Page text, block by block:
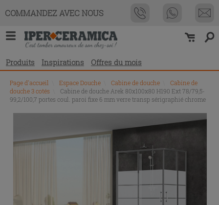
COMMANDEZ AVEC NOUS
Produits Inspirations Offres du mois
Page d'accueil Espace Douche Cabine de douche
Cabine de
douche 3 cotés
Cabine de douche Arek 80x100x80 H190 Ext 78/79,5-
99,2/100,7 portes coul. paroi fixe 6 mm verre transp sérigraphié chrome